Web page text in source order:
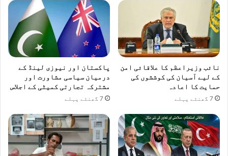
نائب وزیراعظم کا علاقائی امن
کے لیے آسیان کی کوششوں کی
حمایت کا اعادہ
7 گھنٹے پہلے
پاکستان اور نیوزی لینڈ کے
درمیان سیاسی مشاورت اور
مشترکہ تجارتی کمیٹی کے اجلاس
7 گھنٹے پہلے